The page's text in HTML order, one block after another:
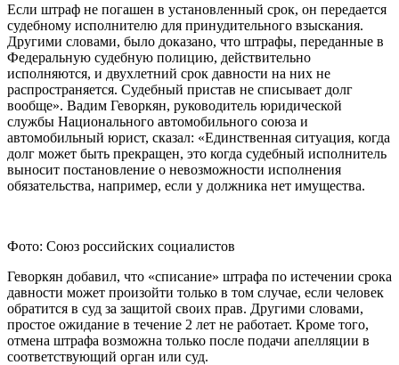
Если штраф не погашен в установленный срок, он передается
судебному исполнителю для принудительного взыскания.
Другими словами, было доказано, что штрафы, переданные в
Федеральную судебную полицию, действительно
исполняются, и двухлетний срок давности на них не
распространяется. Судебный пристав не списывает долг
вообще». Вадим Геворкян, руководитель юридической
службы Национального автомобильного союза и
автомобильный юрист, сказал: «Единственная ситуация, когда
долг может быть прекращен, это когда судебный исполнитель
выносит постановление о невозможности исполнения
обязательства, например, если у должника нет имущества.
Фото: Союз российских социалистов
Геворкян добавил, что «списание» штрафа по истечении срока
давности может произойти только в том случае, если человек
обратится в суд за защитой своих прав. Другими словами,
простое ожидание в течение 2 лет не работает. Кроме того,
отмена штрафа возможна только после подачи апелляции в
соответствующий орган или суд.